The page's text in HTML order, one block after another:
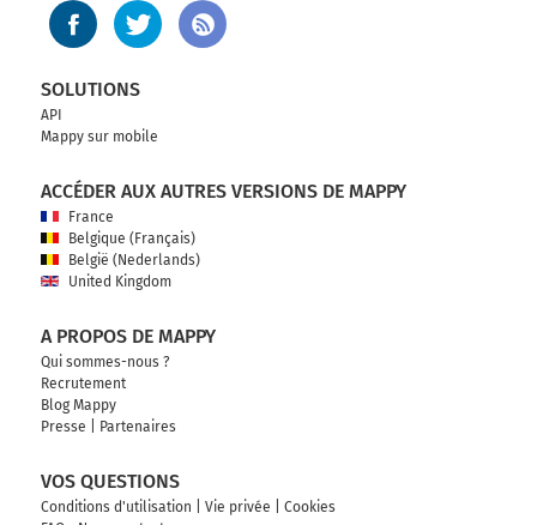
SOLUTIONS
API
Mappy sur mobile
ACCÉDER AUX AUTRES VERSIONS DE MAPPY
France
Belgique (Français)
België (Nederlands)
United Kingdom
A PROPOS DE MAPPY
Qui sommes-nous ?
Recrutement
Blog Mappy
Presse
Partenaires
VOS QUESTIONS
Conditions d'utilisation Vie privée
Cookies